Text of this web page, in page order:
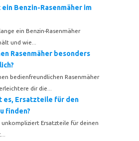
Benzin-Rasenmäher im
ein Benzin-Rasenmäher
und wie...
Rasenmäher besonders
bedienfreundlichen Rasenmäher
dir die...
es, Ersatzteile für den
finden?
unkompliziert Ersatzteile für deinen